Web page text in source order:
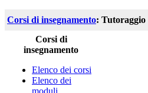
Corsi di insegnamento: Tutoraggio
Corsi di
insegnamento
Elenco dei corsi
Elenco dei
moduli